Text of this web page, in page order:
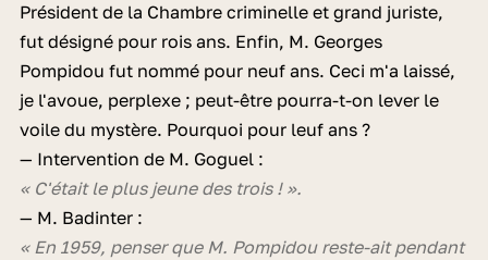
Président de la Chambre criminelle et grand juriste,
fut désigné pour rois ans. Enfin, M. Georges
Pompidou fut nommé pour neuf ans. Ceci m'a laissé,
je l'avoue, perplexe ; peut-être pourra-t-on lever le
voile du mystère. Pourquoi pour leuf ans ?
— Intervention de M. Goguel :
« C'était le plus jeune des trois ! ».
— M. Badinter :
« En 1959, penser que M. Pompidou reste-ait pendant